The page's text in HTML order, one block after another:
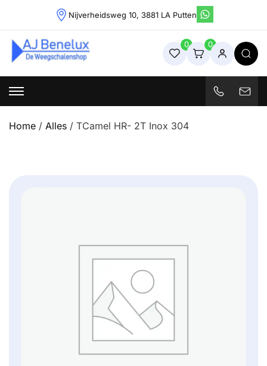
content
Nijverheidsweg 10, 3881 LA Putten
Weegschalenshop | Precisieweegschalen & Industriële
Weegoplossingen
0 0
Home / Alles / TCamel HR- 2T Inox 304